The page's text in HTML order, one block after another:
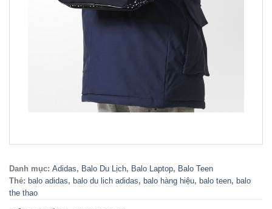
Danh mục: Adidas, Balo Du Lịch, Balo Laptop, Balo Teen
Thẻ: balo adidas, balo du lich adidas, balo hàng hiệu, balo teen, balo
the thao